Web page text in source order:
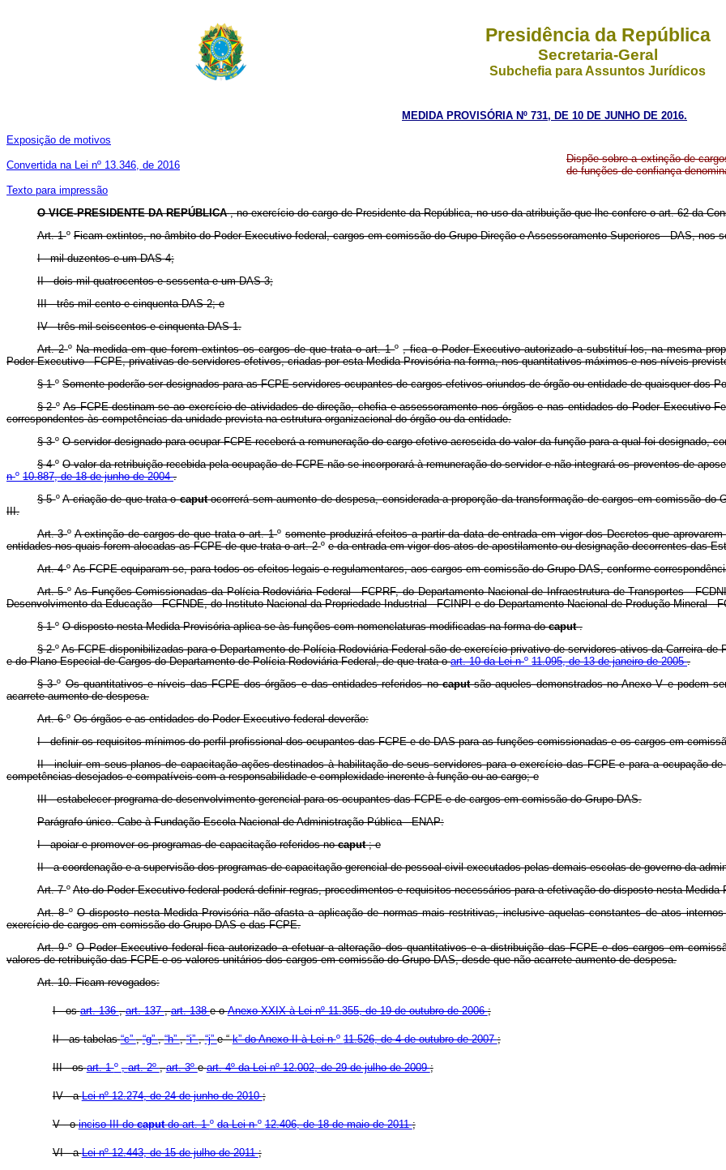
Presidência da República
Secretaria-Geral
Subchefia para Assuntos Jurídicos
MEDIDA PROVISÓRIA Nº 731, DE 10 DE JUNHO DE 2016.
Exposição de motivos
Convertida na Lei nº 13.346, de 2016
Texto para impressão
Dispõe sobre a extinção de
de funções de confiança
O VICE-PRESIDENTE DA REPÚBLICA, no exercício do cargo de Presidente da República, no uso da atribuição que lhe confere o art. 62 da
Art. 1ºFicam extintos, no âmbito do Poder Executivo federal, cargos em comissão do Grupo-Direção e Assessoramento Superiores - DAS, nos
I - mil duzentos e um DAS-4;
II - dois mil quatrocentos e sessenta e um DAS-3;
III - três mil cento e cinquenta DAS-2; e
IV - três mil seiscentos e cinquenta DAS-1.
Art. 2º Na medida em que forem extintos os cargos de que trata o art. 1º, fica o Poder Executivo autorizado a substituí-los, na mesma
Poder Executivo - FCPE, privativas de servidores efetivos, criadas por esta Medida Provisória na forma, nos quantitativos máximos e nos níveis
§ 1ºSomente poderão ser designados para as FCPE servidores ocupantes de cargos efetivos oriundos de órgão ou entidade de quaisquer dos
§ 2ºAs FCPE destinam-se ao exercício de atividades de direção, chefia e assessoramento nos órgãos e nas entidades do Poder Executivo
correspondentes às competências da unidade prevista na estrutura organizacional do órgão ou da entidade.
§ 3ºO servidor designado para ocupar FCPE receberá a remuneração do cargo efetivo acrescida do valor da função para a qual foi designado,
§ 4ºO valor da retribuição recebida pela ocupação de FCPE não se incorporará à remuneração do servidor e não integrará os proventos de
nº 10.887, de 18 de junho de 2004.
§ 5ºA criação de que trata ocaputocorrerá sem aumento de despesa, considerada a proporção da transformação de cargos em comissão do
III.
Art. 3ºA extinção de cargos de que trata o art. 1º somente produzirá efeitos a partir da data de entrada em vigor dos Decretos que
entidades nos quais forem alocadas as FCPE de que trata o art. 2º e da entrada em vigor dos atos de apostilamento ou designação decorrentes das
Art. 4ºAs FCPE equiparam-se, para todos os efeitos legais e regulamentares, aos cargos em comissão do Grupo DAS, conforme
Art. 5ºAs Funções Comissionadas da Polícia Rodoviária Federal - FCPRF, do Departamento Nacional de Infraestrutura de Transportes -
Desenvolvimento da Educação - FCFNDE, do Instituto Nacional da Propriedade Industrial - FCINPI e do Departamento Nacional de Produção Mineral -
§ 1ºO disposto nesta Medida Provisória aplica-se às funções com nomenclaturas modificadas na forma docaput.
§ 2º As FCPE disponibilizadas para o Departamento de Polícia Rodoviária Federal são de exercício privativo de servidores ativos da Carreira de
e do Plano Especial de Cargos do Departamento de Polícia Rodoviária Federal, de que trata oart. 10 da Lei nº 11.095, de 13 de janeiro de 2005.
§ 3ºOs quantitativos e níveis das FCPE dos órgãos e das entidades referidos nocaputsão aqueles demonstrados no Anexo V e podem
acarrete aumento de despesa.
Art. 6ºOs órgãos e as entidades do Poder Executivo federal deverão:
I - definir os requisitos mínimos do perfil profissional dos ocupantes das FCPE e de DAS para as funções comissionadas e os cargos em
II - incluir em seus planos de capacitação ações destinados à habilitação de seus servidores para o exercício das FCPE e para a ocupação
competências desejados e compatíveis com a responsabilidade e complexidade inerente à função ou ao cargo; e
III - estabelecer programa de desenvolvimento gerencial para os ocupantes das FCPE e de cargos em comissão do Grupo DAS.
Parágrafo único. Cabe à Fundação Escola Nacional de Administração Pública - ENAP:
I - apoiar e promover os programas de capacitação referidos nocaput; e
II - a coordenação e a supervisão dos programas de capacitação gerencial de pessoal civil executados pelas demais escolas de governo da
Art. 7ºAto do Poder Executivo federal poderá definir regras, procedimentos e requisitos necessários para a efetivação do disposto nesta Medida
Art. 8º O disposto nesta Medida Provisória não afasta a aplicação de normas mais restritivas, inclusive aquelas constantes de atos
exercício de cargos em comissão do Grupo DAS e das FCPE.
Art. 9ºO Poder Executivo federal fica autorizado a efetuar a alteração dos quantitativos e a distribuição das FCPE e dos cargos em
valores de retribuição das FCPE e os valores unitários dos cargos em comissão do Grupo DAS, desde que não acarrete aumento de despesa.
Art. 10. Ficam revogados:
I - osart. 136,art. 137,art. 138e oAnexo XXIX à Lei nº 11.355, de 19 de outubro de 2006;
II - astabelas“c”,“g”,“h”,“i”,“j”e “k” do Anexo II à Lei nº11.526, de 4 de outubro de 2007;
III - osart. 1º,art. 2º,art. 3ºeart. 4º da Lei nº 12.002, de 29 de julho de 2009;
IV - aLei nº 12.274, de 24 de junho de 2010;
V - oinciso III docaputdo art. 1ºda Lei nº12.406, de 18 de maio de 2011;
VI - aLei nº 12.443, de 15 de julho de 2011;